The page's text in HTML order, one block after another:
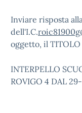
Inviare risposta
dell'I.C.
oggetto, il TITOLO
INTERPELLO
ROVIGO 4 DAL